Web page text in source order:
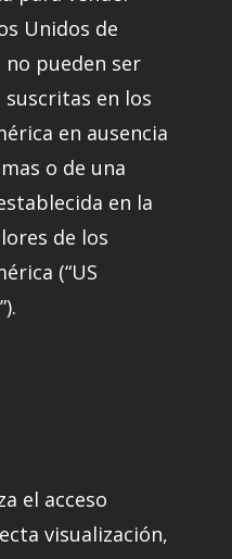
Unidos de
no pueden ser
en los
en ausencia
o de una
en la
de los
(“US
el acceso
visualización,